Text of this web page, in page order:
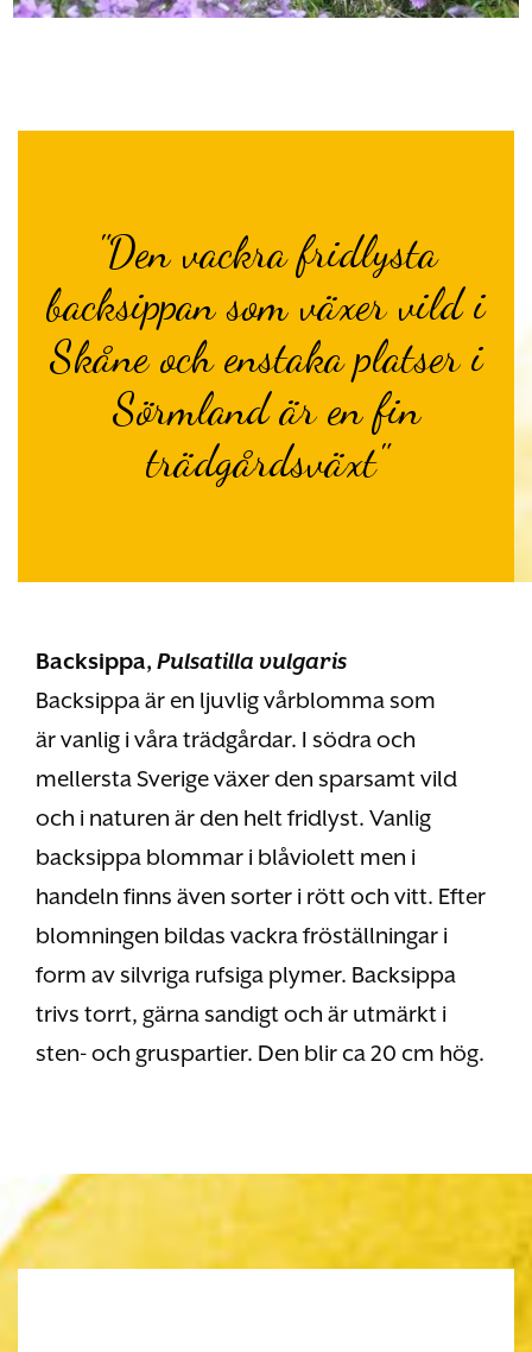
"Den vackra fridlysta
backsippan som växer vild i
Skåne och enstaka platser i
Sörmland är en fin
trädgårdsväxt"
Backsippa, Pulsatilla vulgaris
Backsippa är en ljuvlig vårblomma som
är vanlig i våra trädgårdar. I södra och
mellersta Sverige växer den sparsamt vild
och i naturen är den helt fridlyst. Vanlig
backsippa blommar i blåviolett men i
handeln finns även sorter i rött och vitt. Efter
blomningen bildas vackra fröställningar i
form av silvriga rufsiga plymer. Backsippa
trivs torrt, gärna sandigt och är utmärkt i
sten- och gruspartier. Den blir ca 20 cm hög.